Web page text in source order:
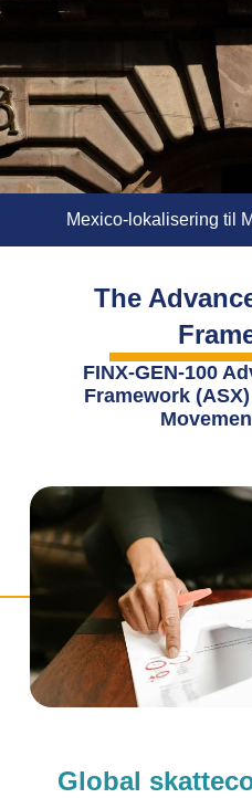
Mexico-lokalisering til
The
FINX-GEN-100
Framework
Global